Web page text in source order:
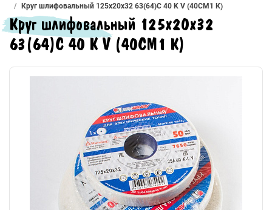
Круг шлифовальный 125х20х32 63(64)С 40 K V (40СМ1 К)
Круг шлифовальный 125х20х32
63(64)С 40 K V (40СМ1 К)